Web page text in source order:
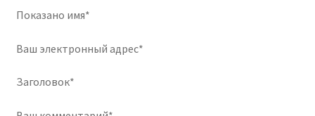
Показано имя*
Ваш электронный адрес*
Заголовок*